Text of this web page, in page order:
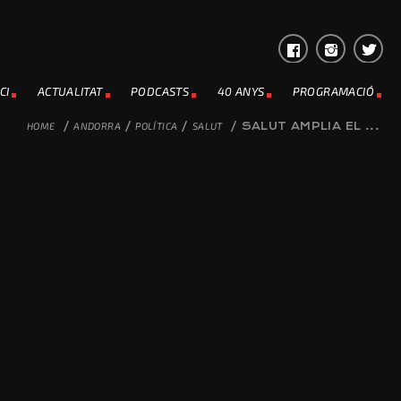
ACTUALITAT PODCASTS 40 ANYS PROGRAMACIÓ
HOME / ANDORRA / POLÍTICA / SALUT / SALUT AMPLIA EL ...